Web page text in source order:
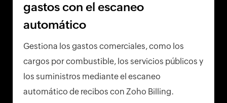
gastos con el escaneo
automático
Gestiona los gastos comerciales, como los
cargos por combustible, los servicios públicos y
los suministros mediante el escaneo
automático de recibos con Zoho Billing.